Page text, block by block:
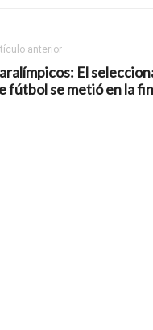
anterior
El
fútbol se metió en la